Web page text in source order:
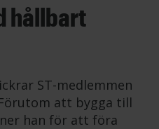
hållbart
ST-medlemmen
att bygga till
han för att föra